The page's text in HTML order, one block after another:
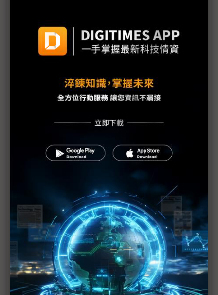
讓中國動心
豐田目標2026全球生產破千萬輛 HEV需求強勁跨越
東南亞各國與美貿易協議持續推進 2026聚焦關鍵礦
產、轉口問題
陳立武與川普關鍵40分鐘會談 將政治阻力化為英特
評析：美國「創世紀任務」AI科研戰略對台灣供應鏈
InP基板荒恐成AI傳輸供應瓶頸 英特磊採雙策略提高
西方放慢腳步、中系奇襲突圍 全球汽車電動化2026
從激進轉向現實
地緣政治重塑科技版圖 東南亞成資料中心、製造與
AI角力核心
供不應求再十年 龍德造船：水面/水下無人載具需求